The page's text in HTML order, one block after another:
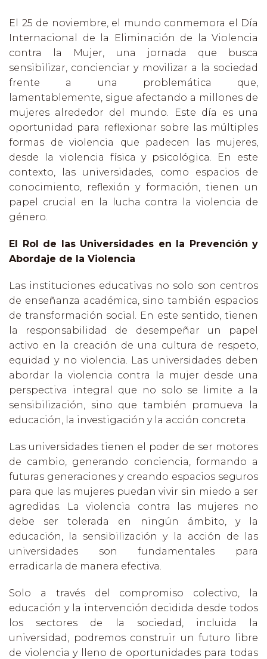
El 25 de noviembre, el mundo conmemora el Día
Internacional de la Eliminación de la Violencia
contra la Mujer, una jornada que busca
sensibilizar, concienciar y movilizar a la sociedad
frente a una problemática que,
lamentablemente, sigue afectando a millones de
mujeres alrededor del mundo. Este día es una
oportunidad para reflexionar sobre las múltiples
formas de violencia que padecen las mujeres,
desde la violencia física y psicológica. En este
contexto, las universidades, como espacios de
conocimiento, reflexión y formación, tienen un
papel crucial en la lucha contra la violencia de
género.
El Rol de las Universidades en la Prevención y
Abordaje de la Violencia
Las instituciones educativas no solo son centros
de enseñanza académica, sino también espacios
de transformación social. En este sentido, tienen
la responsabilidad de desempeñar un papel
activo en la creación de una cultura de respeto,
equidad y no violencia. Las universidades deben
abordar la violencia contra la mujer desde una
perspectiva integral que no solo se limite a la
sensibilización, sino que también promueva la
educación, la investigación y la acción concreta.
Las universidades tienen el poder de ser motores
de cambio, generando conciencia, formando a
futuras generaciones y creando espacios seguros
para que las mujeres puedan vivir sin miedo a ser
agredidas. La violencia contra las mujeres no
debe ser tolerada en ningún ámbito, y la
educación, la sensibilización y la acción de las
universidades son fundamentales para
erradicarla de manera efectiva.
Solo a través del compromiso colectivo, la
educación y la intervención decidida desde todos
los sectores de la sociedad, incluida la
universidad, podremos construir un futuro libre
de violencia y lleno de oportunidades para todas